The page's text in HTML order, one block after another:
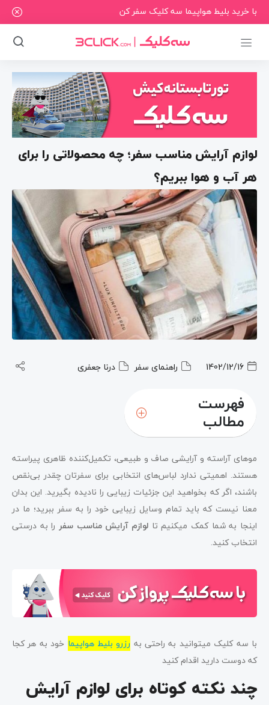
با خرید بلیط هواپیما سه کلیک سفر کن
لوازم آرایش مناسب سفر؛ چه محصولاتی را برای
هر آب و هوا ببریم؟
1402/12/16 راهنمای سفر درنا جعفری
فهرست
مطالب
موهای آراسته و آرایشی صاف و طبیعی، تکمیل‌کننده ظاهری پیراسته
هستند. اهمیتی ندارد لباس‌های انتخابی برای سفرتان چقدر بی‌نقص
باشند، اگر که بخواهید این جزئیات زیبایی را نادیده بگیرید. این بدان
معنا نیست که باید تمام وسایل زیبایی خود را به سفر ببرید؛ ما در
اینجا به شما کمک میکنیم تا لوازم آرایش مناسب سفر را به درستی
انتخاب کنید.
با سه کلیک میتوانید به راحتی به رزرو بلیط هواپیما خود به هر کجا
که دوست دارید اقدام کنید
چند نکته کوتاه برای لوازم آرایش